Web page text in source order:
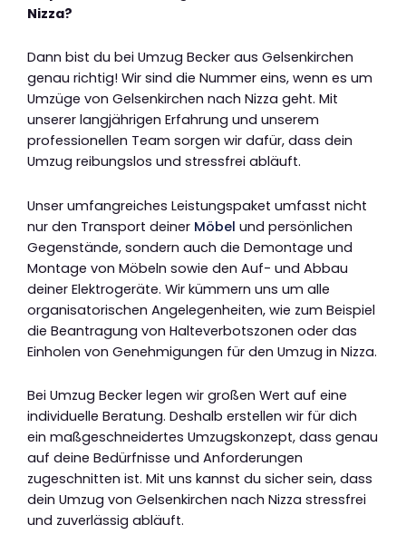
Nizza?
Dann bist du bei Umzug Becker aus Gelsenkirchen
genau richtig! Wir sind die Nummer eins, wenn es um
Umzüge von Gelsenkirchen nach Nizza geht. Mit
unserer langjährigen Erfahrung und unserem
professionellen Team sorgen wir dafür, dass dein
Umzug reibungslos und stressfrei abläuft.
Unser umfangreiches Leistungspaket umfasst nicht
nur den Transport deiner Möbel und persönlichen
Gegenstände, sondern auch die Demontage und
Montage von Möbeln sowie den Auf- und Abbau
deiner Elektrogeräte. Wir kümmern uns um alle
organisatorischen Angelegenheiten, wie zum Beispiel
die Beantragung von Halteverbotszonen oder das
Einholen von Genehmigungen für den Umzug in Nizza.
Bei Umzug Becker legen wir großen Wert auf eine
individuelle Beratung. Deshalb erstellen wir für dich
ein maßgeschneidertes Umzugskonzept, dass genau
auf deine Bedürfnisse und Anforderungen
zugeschnitten ist. Mit uns kannst du sicher sein, dass
dein Umzug von Gelsenkirchen nach Nizza stressfrei
und zuverlässig abläuft.